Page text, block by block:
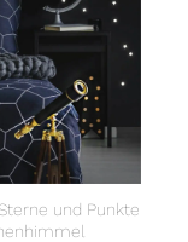
und Punkte